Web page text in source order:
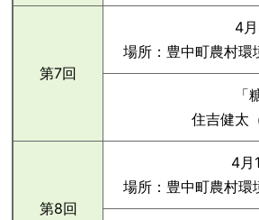
第7回
4
場所：豊中町農村環
住吉健太
第8回
4月
場所：豊中町農村環